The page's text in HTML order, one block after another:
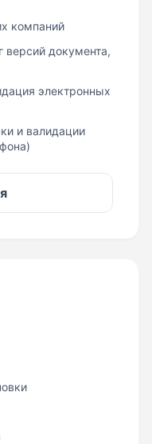
компаний
версий документа,
электронных
и валидации